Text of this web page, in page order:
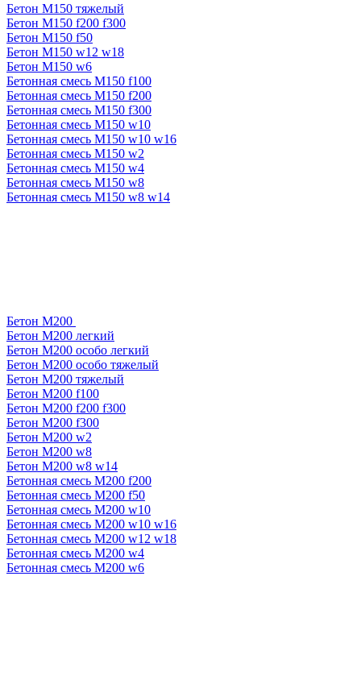
Бетон М150 тяжелый
Бетон М150 f200 f300
Бетон М150 f50
Бетон М150 w12 w18
Бетон М150 w6
Бетонная смесь М150 f100
Бетонная смесь М150 f200
Бетонная смесь М150 f300
Бетонная смесь М150 w10
Бетонная смесь М150 w10 w16
Бетонная смесь М150 w2
Бетонная смесь М150 w4
Бетонная смесь М150 w8
Бетонная смесь М150 w8 w14
Бетон М200
Бетон М200 легкий
Бетон М200 особо легкий
Бетон М200 особо тяжелый
Бетон М200 тяжелый
Бетон М200 f100
Бетон М200 f200 f300
Бетон М200 f300
Бетон М200 w2
Бетон М200 w8
Бетон М200 w8 w14
Бетонная смесь М200 f200
Бетонная смесь М200 f50
Бетонная смесь М200 w10
Бетонная смесь М200 w10 w16
Бетонная смесь М200 w12 w18
Бетонная смесь М200 w4
Бетонная смесь М200 w6